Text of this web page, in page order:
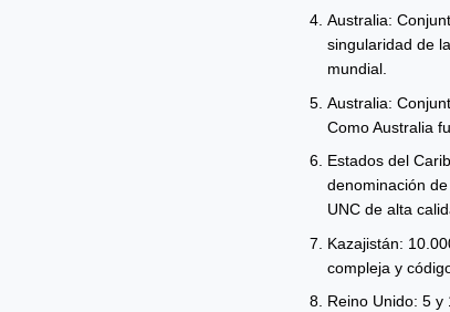
Australia:
singularidad de
mundial.
Australia:
Como Australia
Estados del
denominación
UNC de alta
Kazajistán:
compleja y
Reino Unido: 5